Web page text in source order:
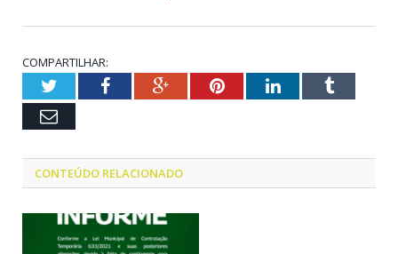
COMPARTILHAR:
TwitterFacebookGoogle+PinterestLinkedInTumblr
Email
CONTEÚDO RELACIONADO